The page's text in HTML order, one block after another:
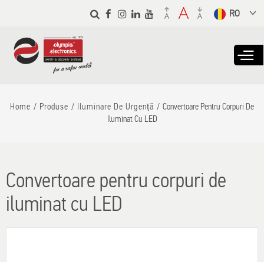
Skip to
main
from the
dropdown to
translate
Home Produse Iluminare De Urgență
Convertoare Pentru Corpuri De
Iluminat Cu LED
Convertoare pentru corpuri de
iluminat cu LED